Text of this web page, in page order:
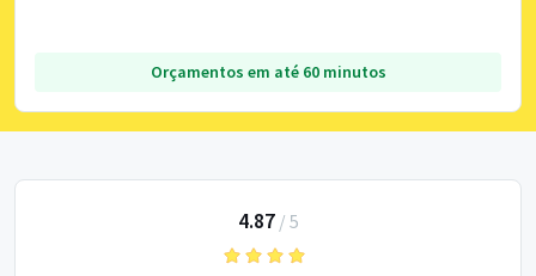
Orçamentos em até 60 minutos
4.87/ 5